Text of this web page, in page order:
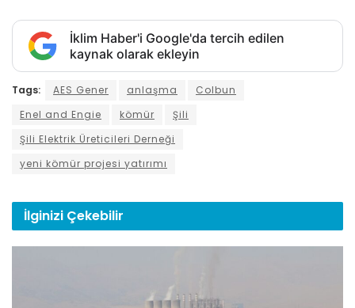
İklim Haber'i Google'da tercih edilen
kaynak olarak ekleyin
Tags: AES Gener anlaşma
Colbun
Enel and Engie
kömür
Şili
Şili Elektrik Üreticileri Derneği
yeni kömür projesi yatırımı
İlginizi Çekebilir